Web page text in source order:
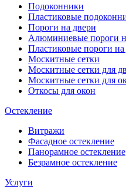
Подоконники
Пластиковые
Пороги на двери
Алюминиевые пороги
Пластиковые пороги на
Москитные сетки
Москитные сетки для
Москитные сетки для
Откосы для окон
Остекление
Витражи
Фасадное остекление
Панорамное остекление
Безрамное остекление
Услуги